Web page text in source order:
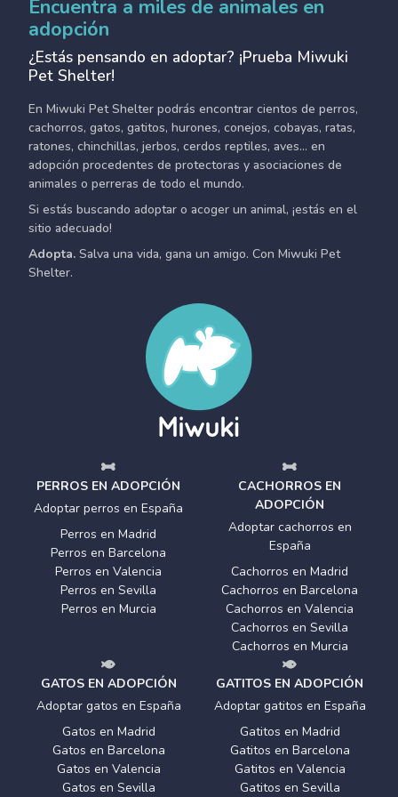
Encuentra a miles de animales en
adopción
¿Estás pensando en adoptar? ¡Prueba Miwuki
Pet Shelter!
En Miwuki Pet Shelter podrás encontrar cientos de perros,
cachorros, gatos, gatitos, hurones, conejos, cobayas, ratas,
ratones, chinchillas, jerbos, cerdos reptiles, aves... en
adopción procedentes de protectoras y asociaciones de
animales o perreras de todo el mundo.
Si estás buscando adoptar o acoger un animal, ¡estás en el
sitio adecuado!
Adopta. Salva una vida, gana un amigo. Con Miwuki Pet
Shelter.
PERROS EN ADOPCIÓN
Adoptar perros en España
Perros en Madrid
Perros en Barcelona
Perros en Valencia
Perros en Sevilla
Perros en Murcia
CACHORROS EN
ADOPCIÓN
Adoptar cachorros en
España
Cachorros en Madrid
Cachorros en Barcelona
Cachorros en Valencia
Cachorros en Sevilla
Cachorros en Murcia
GATOS EN ADOPCIÓN
Adoptar gatos en España
Gatos en Madrid
Gatos en Barcelona
Gatos en Valencia
Gatos en Sevilla
GATITOS EN ADOPCIÓN
Adoptar gatitos en España
Gatitos en Madrid
Gatitos en Barcelona
Gatitos en Valencia
Gatitos en Sevilla